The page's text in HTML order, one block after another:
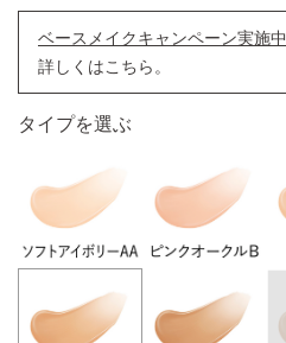
ベースメイクキャンペーン実施中
詳しくはこちら。
タイプを選ぶ